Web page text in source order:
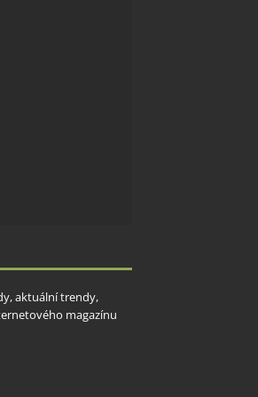
aktuální trendy,
magazínu